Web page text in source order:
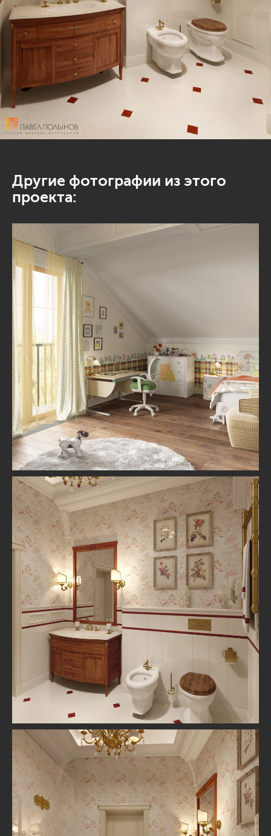
Другие фотографии из этого
проекта: